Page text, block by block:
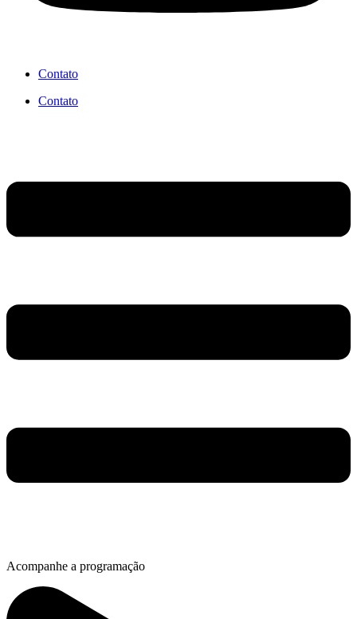
Contato
Contato
Acompanhe a programação